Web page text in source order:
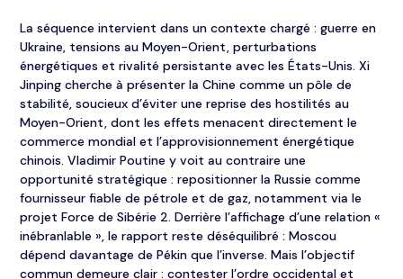
La séquence intervient dans un contexte chargé : guerre en
Ukraine, tensions au Moyen-Orient, perturbations
énergétiques et rivalité persistante avec les États-Unis. Xi
Jinping cherche à présenter la Chine comme un pôle de
stabilité, soucieux d’éviter une reprise des hostilités au
Moyen-Orient, dont les effets menacent directement le
commerce mondial et l’approvisionnement énergétique
chinois. Vladimir Poutine y voit au contraire une
opportunité stratégique : repositionner la Russie comme
fournisseur fiable de pétrole et de gaz, notamment via le
projet Force de Sibérie 2. Derrière l’affichage d’une relation «
inébranlable », le rapport reste déséquilibré : Moscou
dépend davantage de Pékin que l’inverse. Mais l’objectif
commun demeure clair : contester l’ordre occidental et